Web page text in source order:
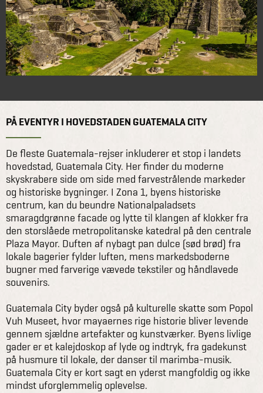
PÅ EVENTYR I HOVEDSTADEN GUATEMALA CITY
De fleste Guatemala-rejser inkluderer et stop i landets
hovedstad, Guatemala City. Her finder du moderne
skyskrabere side om side med farvestrålende markeder
og historiske bygninger. I Zona 1, byens historiske
centrum, kan du beundre Nationalpaladsets
smaragdgrønne facade og lytte til klangen af klokker fra
den storslåede metropolitanske katedral på den centrale
Plaza Mayor. Duften af nybagt pan dulce (sød brød) fra
lokale bagerier fylder luften, mens markedsboderne
bugner med farverige vævede tekstiler og håndlavede
souvenirs.
Guatemala City byder også på kulturelle skatte som Popol
Vuh Museet, hvor mayaernes rige historie bliver levende
gennem sjældne artefakter og kunstværker. Byens livlige
gader er et kalejdoskop af lyde og indtryk, fra gadekunst
på husmure til lokale, der danser til marimba-musik.
Guatemala City er kort sagt en yderst mangfoldig og ikke
mindst uforglemmelig oplevelse.